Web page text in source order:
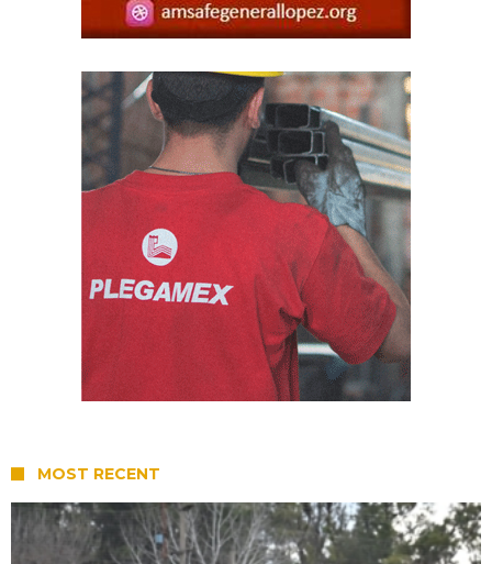
MOST RECENT